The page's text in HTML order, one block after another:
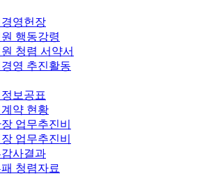
영헌장
행동강령
청렴 서약서
영 추진활동
보공표
약 현황
업무추진비
업무추진비
사결과
청렴자료